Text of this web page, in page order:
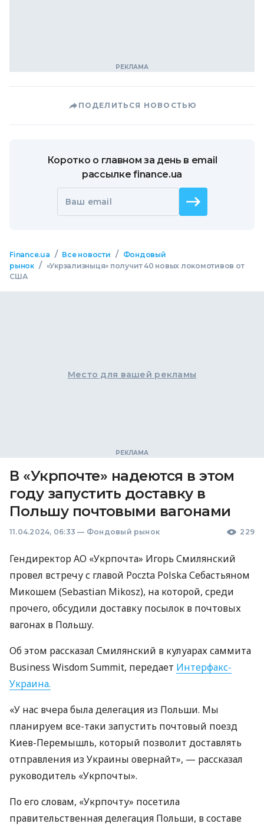
ПОДЕЛИТЬСЯ НОВОСТЬЮ
Коротко о главном за день в email
рассылке finance.ua
Ваш email
Finance.ua / Все новости /
Фондовый
рынок / «Укрзализныця» получит 40 новых локомотивов от
США
Место для вашей рекламы
В «Укрпочте» надеются в этом
году запустить доставку в
Польшу почтовыми вагонами
11.04.2024, 06:33 — Фондовый рынок 229
Гендиректор АО «Укрпочта» Игорь Смилянский
провел встречу с главой Poczta Polska Себастьяном
Микошем (Sebastian Mikosz), на которой, среди
прочего, обсудили доставку посылок в почтовых
вагонах в Польшу.
Об этом рассказал Смилянский в кулуарах саммита
Business Wisdom Summit, передает Интерфакс-
Украина.
«У нас вчера была делегация из Польши. Мы
планируем все-таки запустить почтовый поезд
Киев-Перемышль, который позволит доставлять
отправления из Украины овернайт», — рассказал
руководитель «Укрпочты».
По его словам, «Укрпочту» посетила
правительственная делегация Польши, в составе